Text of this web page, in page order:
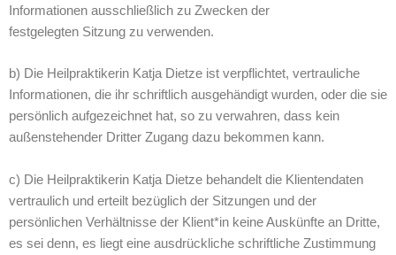
Informationen ausschließlich zu Zwecken der
festgelegten Sitzung zu verwenden.
b) Die Heilpraktikerin Katja Dietze ist verpflichtet, vertrauliche
Informationen, die ihr schriftlich ausgehändigt wurden, oder die sie
persönlich aufgezeichnet hat, so zu verwahren, dass kein
außenstehender Dritter Zugang dazu bekommen kann.
c) Die Heilpraktikerin Katja Dietze behandelt die Klientendaten
vertraulich und erteilt bezüglich der Sitzungen und der
persönlichen Verhältnisse der Klient*in keine Auskünfte an Dritte,
es sei denn, es liegt eine ausdrückliche schriftliche Zustimmung